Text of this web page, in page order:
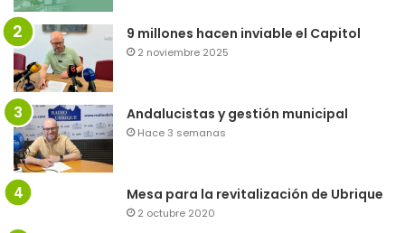
9 millones hacen inviable el Capitol
2 noviembre 2025
Andalucistas y gestión municipal
Hace 3 semanas
Mesa para la revitalización de Ubrique
2 octubre 2020